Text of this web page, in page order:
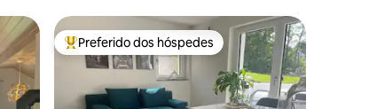
Entre os melhores preferidos dos hóspedes
Preferido dos hóspedes